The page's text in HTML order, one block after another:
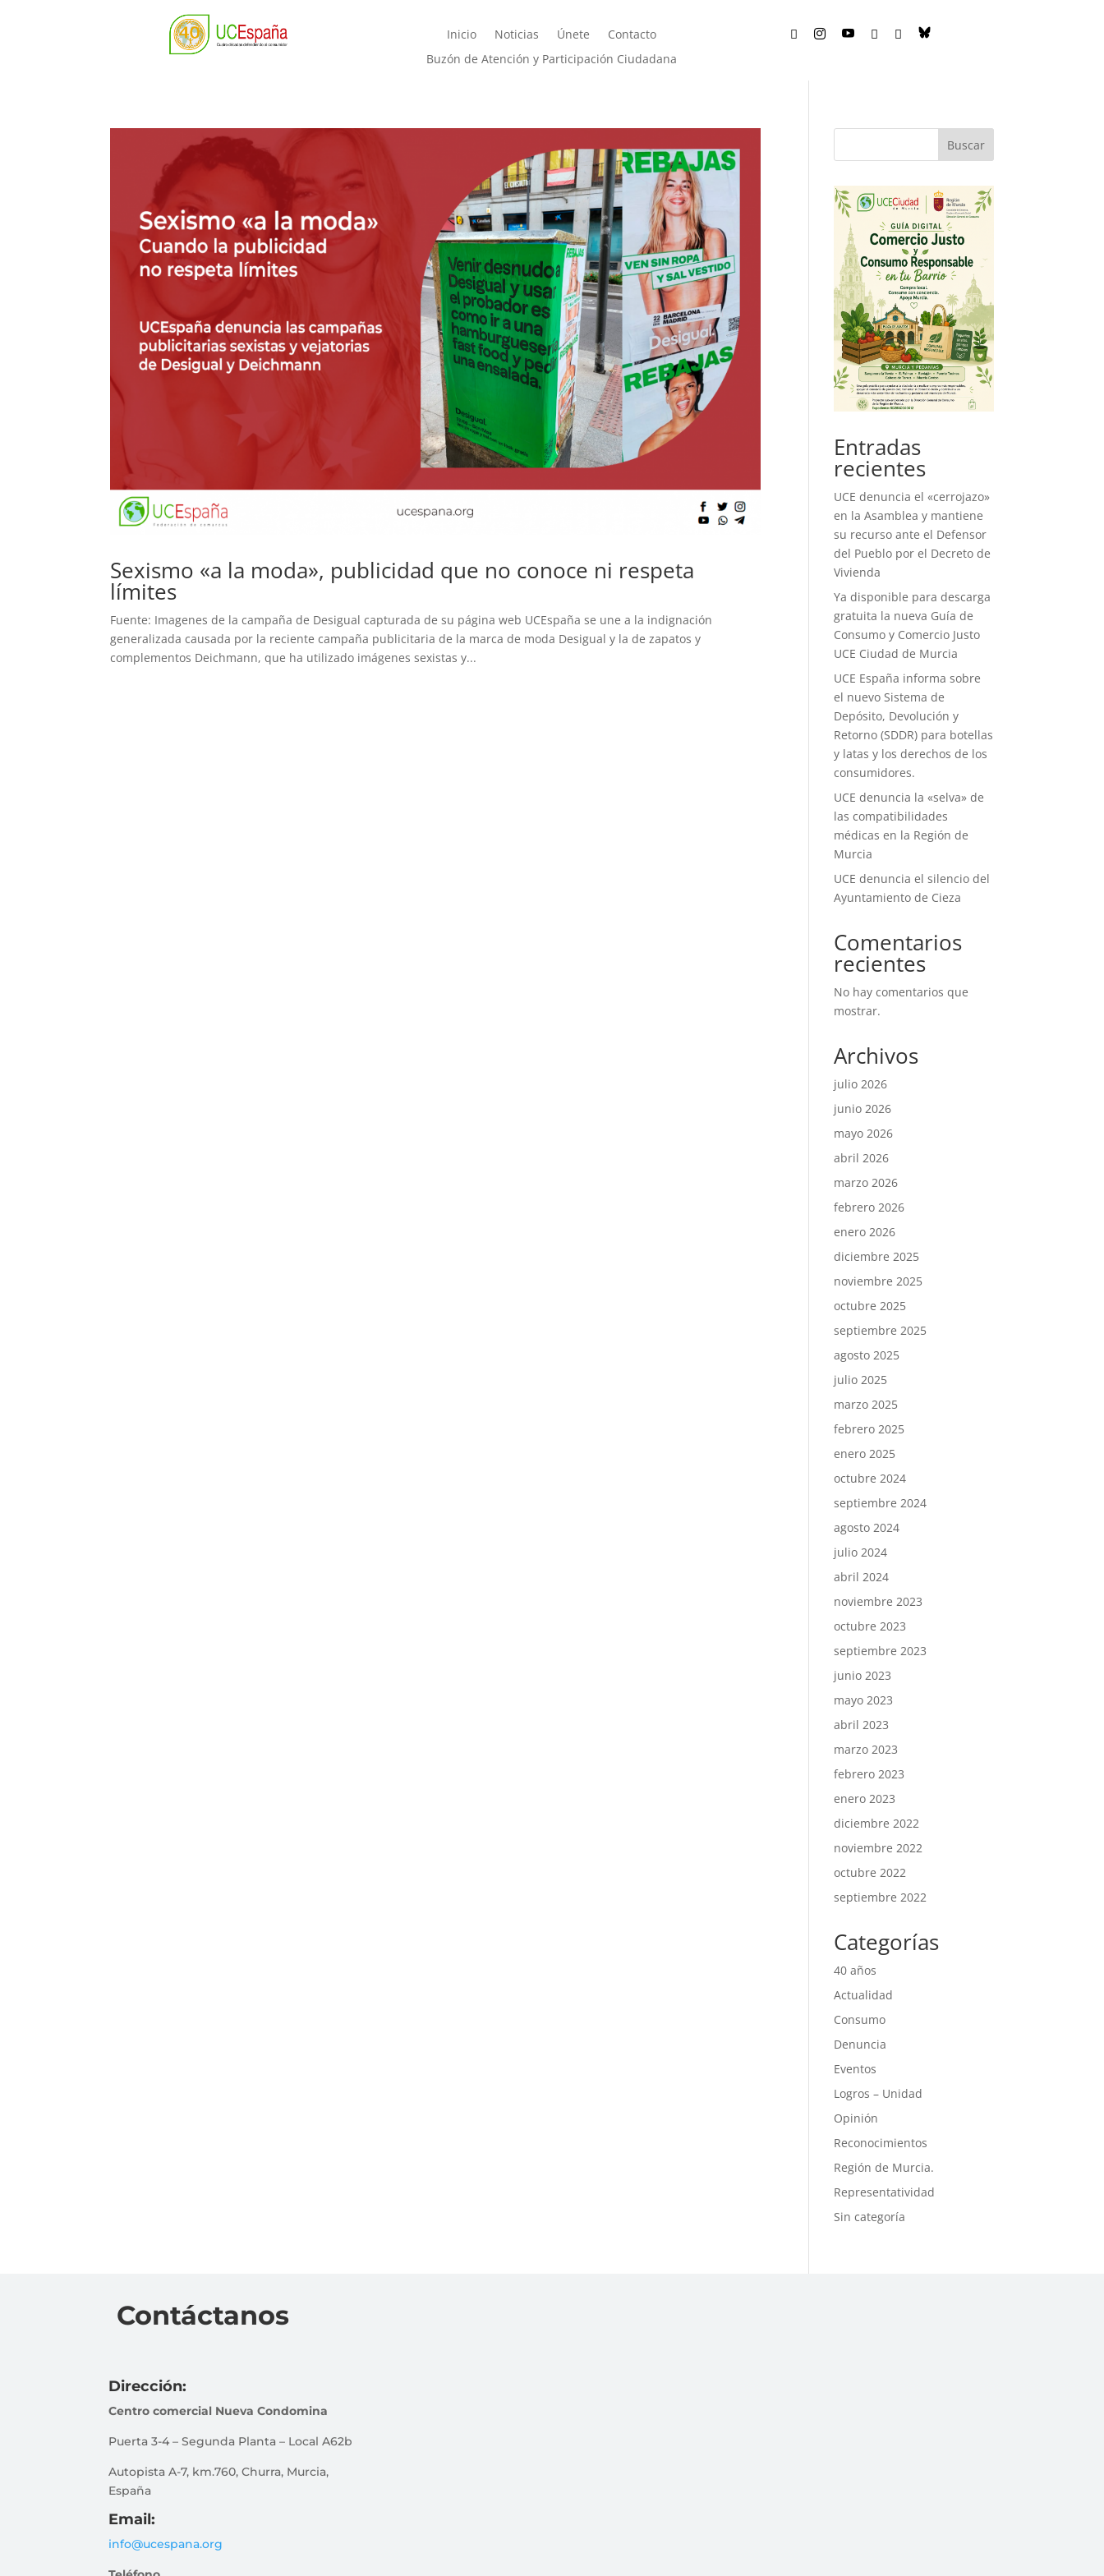
Inicio Noticias Únete
Contacto
Buzón de Atención y Participación Ciudadana
    
Sexismo «a la moda», publicidad que no conoce ni respeta
límites
Fuente: Imagenes de la campaña de Desigual capturada de su página web UCEspaña se une a la indignación
generalizada causada por la reciente campaña publicitaria de la marca de moda Desigual y la de zapatos y
complementos Deichmann, que ha utilizado imágenes sexistas y...
Buscar
Entradas
recientes
UCE denuncia el «cerrojazo»
en la Asamblea y mantiene
su recurso ante el Defensor
del Pueblo por el Decreto de
Vivienda
Ya disponible para descarga
gratuita la nueva Guía de
Consumo y Comercio Justo
UCE Ciudad de Murcia
UCE España informa sobre
el nuevo Sistema de
Depósito, Devolución y
Retorno (SDDR) para botellas
y latas y los derechos de los
consumidores.
UCE denuncia la «selva» de
las compatibilidades
médicas en la Región de
Murcia
UCE denuncia el silencio del
Ayuntamiento de Cieza
Comentarios
recientes
No hay comentarios que
mostrar.
Archivos
julio 2026
junio 2026
mayo 2026
abril 2026
marzo 2026
febrero 2026
enero 2026
diciembre 2025
noviembre 2025
octubre 2025
septiembre 2025
agosto 2025
julio 2025
marzo 2025
febrero 2025
enero 2025
octubre 2024
septiembre 2024
agosto 2024
julio 2024
abril 2024
noviembre 2023
octubre 2023
septiembre 2023
junio 2023
mayo 2023
abril 2023
marzo 2023
febrero 2023
enero 2023
diciembre 2022
noviembre 2022
octubre 2022
septiembre 2022
Categorías
40 años
Actualidad
Consumo
Denuncia
Eventos
Logros – Unidad
Opinión
Reconocimientos
Región de Murcia.
Representatividad
Sin categoría
Contáctanos
Dirección:
Centro comercial Nueva Condomina
Puerta 3-4 – Segunda Planta – Local A62b
Autopista A-7, km.760, Churra, Murcia,
España
Email:
info@ucespana.org